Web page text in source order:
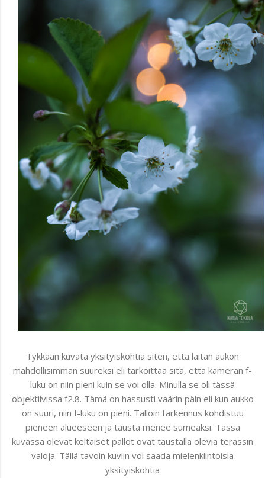
Tykkään kuvata yksityiskohtia siten, että laitan aukon
mahdollisimman suureksi eli tarkoittaa sitä, että kameran f-
luku on niin pieni kuin se voi olla. Minulla se oli tässä
objektiivissa f2.8. Tämä on hassusti väärin päin eli kun aukko
on suuri, niin f-luku on pieni. Tällöin tarkennus kohdistuu
pieneen alueeseen ja tausta menee sumeaksi. Tässä
kuvassa olevat keltaiset pallot ovat taustalla olevia terassin
valoja. Tällä tavoin kuviin voi saada mielenkiintoisia
yksityiskohtia